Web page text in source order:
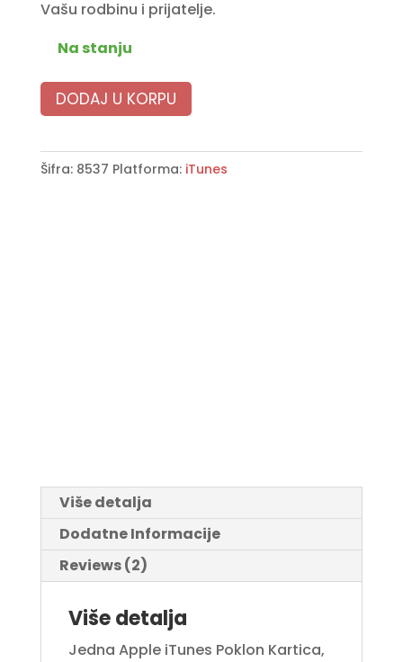
Vašu rodbinu i prijatelje.
Na stanju
DODAJ U KORPU
Šifra: 8537 Platforma: iTunes
Više detalja
Dodatne Informacije
Reviews (2)
Više detalja
Jedna Apple iTunes Poklon Kartica,